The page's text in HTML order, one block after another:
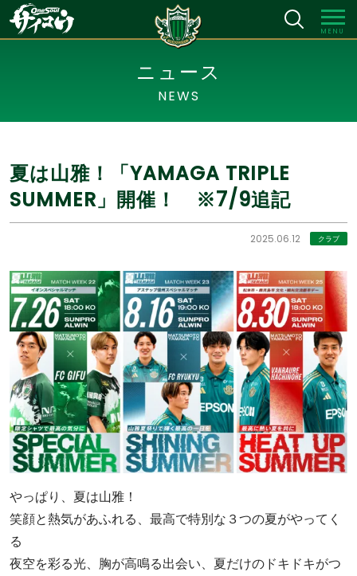
MENU
ニュース
NEWS
夏は山雅！「YAMAGA TRIPLE
SUMMER」開催！ ※7/9追記
2025.06.12 クラブ
やっぱり、夏は山雅！
笑顔と熱気があふれる、最高で特別な３つの夏がやってく
る
夜空を彩る光、胸が高鳴る出会い、夏だけのドキドキがつ